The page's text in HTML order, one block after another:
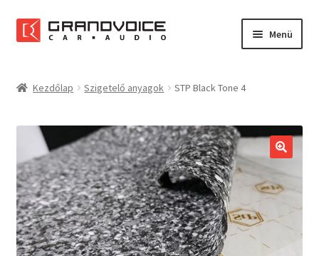
Ugrás
a
Kilépés
a
Menü
Referenciák
Szolgáltatások
child
menu
Kapcsolat
Kezdőlap Szigetelő anyagok STP Black Tone 4